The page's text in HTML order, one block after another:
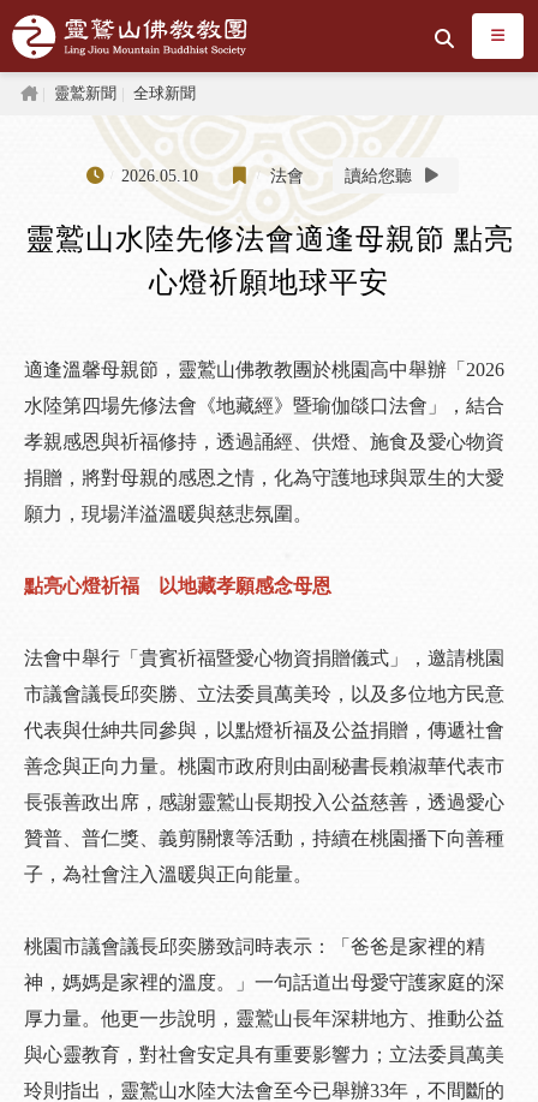
跳到主要內容區塊
搜尋
首頁靈鷲新聞 全球新聞
2026.05.10 法會 讀給您聽
靈鷲山水陸先修法會適逢母親節 點亮
心燈祈願地球平安
適逢溫馨母親節，靈鷲山佛教教團於桃園高中舉辦「2026
水陸第四場先修法會《地藏經》暨瑜伽燄口法會」，結合
孝親感恩與祈福修持，透過誦經、供燈、施食及愛心物資
捐贈，將對母親的感恩之情，化為守護地球與眾生的大愛
願力，現場洋溢溫暖與慈悲氛圍。
點亮心燈祈福 以地藏孝願感念母恩
法會中舉行「貴賓祈福暨愛心物資捐贈儀式」，邀請桃園
市議會議長邱奕勝、立法委員萬美玲，以及多位地方民意
代表與仕紳共同參與，以點燈祈福及公益捐贈，傳遞社會
善念與正向力量。桃園市政府則由副秘書長賴淑華代表市
長張善政出席，感謝靈鷲山長期投入公益慈善，透過愛心
贊普、普仁獎、義剪關懷等活動，持續在桃園播下向善種
子，為社會注入溫暖與正向能量。
桃園市議會議長邱奕勝致詞時表示：「爸爸是家裡的精
神，媽媽是家裡的溫度。」一句話道出母愛守護家庭的深
厚力量。他更一步說明，靈鷲山長年深耕地方、推動公益
與心靈教育，對社會安定具有重要影響力；立法委員萬美
玲則指出，靈鷲山水陸大法會至今已舉辦33年，不間斷的